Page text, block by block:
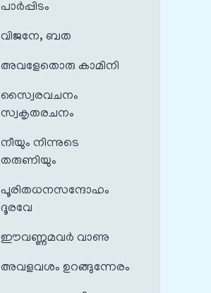
പാർപ്പിടം
വിജനേ, ബത
അവളേതൊരു കാമിനി
സ്വൈരവചനം
സ്വകൃതരചനം
നീയും നിന്നുടെ
തരുണിയും
പൂരിതധനസന്ദോഹം
ദൂരവേ
ഈവണ്ണമവർ വാണു
അവളവശം ഉറങ്ങുന്നേരം